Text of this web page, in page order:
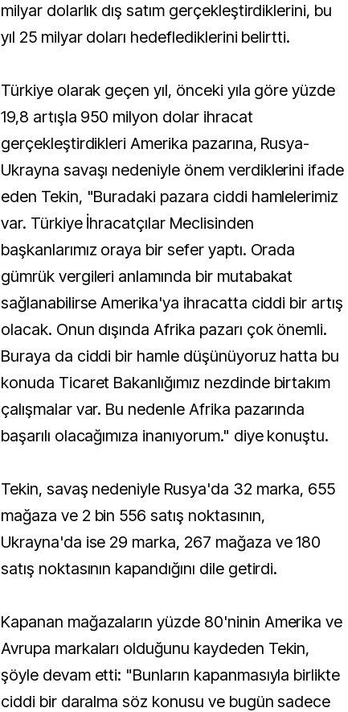
milyar dolarlık dış satım gerçekleştirdiklerini, bu
yıl 25 milyar doları hedeflediklerini belirtti.
Türkiye olarak geçen yıl, önceki yıla göre yüzde
19,8 artışla 950 milyon dolar ihracat
gerçekleştirdikleri Amerika pazarına, Rusya-
Ukrayna savaşı nedeniyle önem verdiklerini ifade
eden Tekin, "Buradaki pazara ciddi hamlelerimiz
var. Türkiye İhracatçılar Meclisinden
başkanlarımız oraya bir sefer yaptı. Orada
gümrük vergileri anlamında bir mutabakat
sağlanabilirse Amerika'ya ihracatta ciddi bir artış
olacak. Onun dışında Afrika pazarı çok önemli.
Buraya da ciddi bir hamle düşünüyoruz hatta bu
konuda Ticaret Bakanlığımız nezdinde birtakım
çalışmalar var. Bu nedenle Afrika pazarında
başarılı olacağımıza inanıyorum." diye konuştu.
Tekin, savaş nedeniyle Rusya'da 32 marka, 655
mağaza ve 2 bin 556 satış noktasının,
Ukrayna'da ise 29 marka, 267 mağaza ve 180
satış noktasının kapandığını dile getirdi.
Kapanan mağazaların yüzde 80'ninin Amerika ve
Avrupa markaları olduğunu kaydeden Tekin,
şöyle devam etti: "Bunların kapanmasıyla birlikte
ciddi bir daralma söz konusu ve bugün sadece